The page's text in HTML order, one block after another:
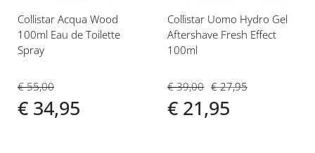
Collistar Acqua Wood
100ml Eau de Toilette
Spray
€ 55,00
€ 34,95
Collistar Uomo Hydro Gel
Aftershave Fresh Effect
100ml
€ 39,00
€ 21,95
€ 27,95